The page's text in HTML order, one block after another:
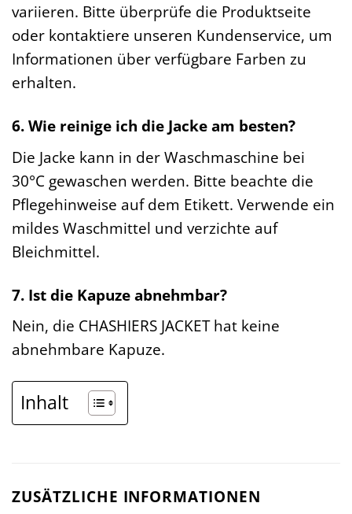
variieren. Bitte überprüfe die Produktseite
oder kontaktiere unseren Kundenservice, um
Informationen über verfügbare Farben zu
erhalten.
6. Wie reinige ich die Jacke am besten?
Die Jacke kann in der Waschmaschine bei
30°C gewaschen werden. Bitte beachte die
Pflegehinweise auf dem Etikett. Verwende ein
mildes Waschmittel und verzichte auf
Bleichmittel.
7. Ist die Kapuze abnehmbar?
Nein, die CHASHIERS JACKET hat keine
abnehmbare Kapuze.
Inhalt
ZUSÄTZLICHE INFORMATIONEN